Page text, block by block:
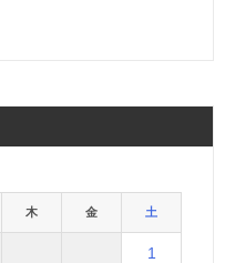
木 金 土
1